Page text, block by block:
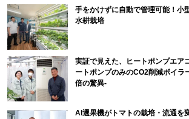
手をかけずに自動で管理可能！小
水耕栽培
実証で見えた、ヒートポンプエア
ートポンプのみのCO2削減ボイラ
倍の驚異-
AI選果機がトマトの栽培・流通を